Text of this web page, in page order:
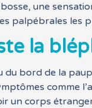
une
palpébrales les
la
bord de la
un corps